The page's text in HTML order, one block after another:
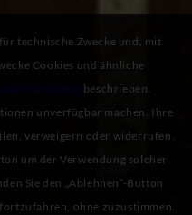
technische Zwecke und, mit
Cookies und ähnliche
Richtlinie beschrieben.
unverfügbar machen. Ihre
verweigern oder widerrufen.
um der Verwendung solcher
Sie den „Ablehnen“-Button
ohne zuzustimmen.